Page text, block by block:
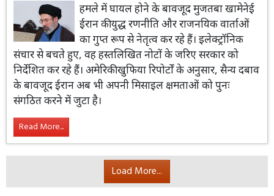
हमले में घायल होने के बावजूद मुजतबा खामेनेई
ईरान की युद्ध रणनीति और राजनयिक वार्ताओं
का गुप्त रूप से नेतृत्व कर रहे हैं। इलेक्ट्रॉनिक
संचार से बचते हुए, वह हस्तलिखित नोटों के जरिए सरकार को
निर्देशित कर रहे हैं। अमेरिकी खुफिया रिपोर्टों के अनुसार, सैन्य दबाव
के बावजूद ईरान अब भी अपनी मिसाइल क्षमताओं को पुनः
संगठित करने में जुटा है।
Read More...
Load More...